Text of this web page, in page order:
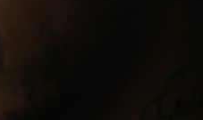
o acompanha em cada
em sua mala conta
e o que conquistou.